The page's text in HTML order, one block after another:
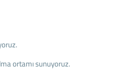
ortamı sunuyoruz.